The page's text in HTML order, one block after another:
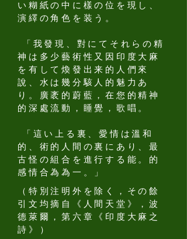
い糊紙の中に樣の位を現し、
演繹の角色を装う。
「我發現、對にてそれらの精
神は多少藝術性又因印度大麻
を有して煥發出来的人們來
說、水は幾分駭人的魅力あ
り。廣袤的蔚藍，在您的精神
的深處流動，睡覺，歌唱。
「這い上る裏、愛情は溫和
的、術的人間の裏にあり、最
古怪の組合を進行する能。的
感情合為為一。」
（特別注明外を除く，その餘
引文均摘自《人間天堂》，波
德萊爾，第六章《印度大麻之
詩》）